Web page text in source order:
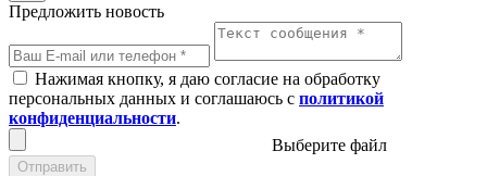
Предложить новость
Нажимая кнопку, я даю согласие на обработку
персональных данных и соглашаюсь с политикой
конфиденциальности.
Выберите файл
Отправить